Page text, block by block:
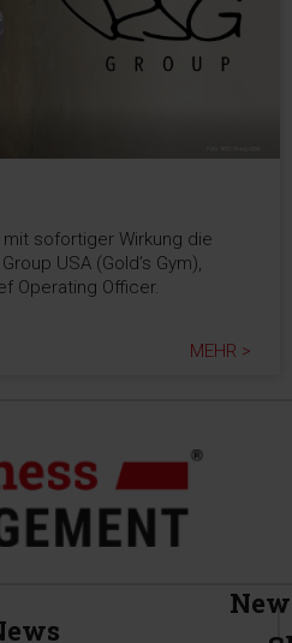
sofortiger Wirkung die
USA (Gold’s Gym),
Operating Officer.
MEHR >